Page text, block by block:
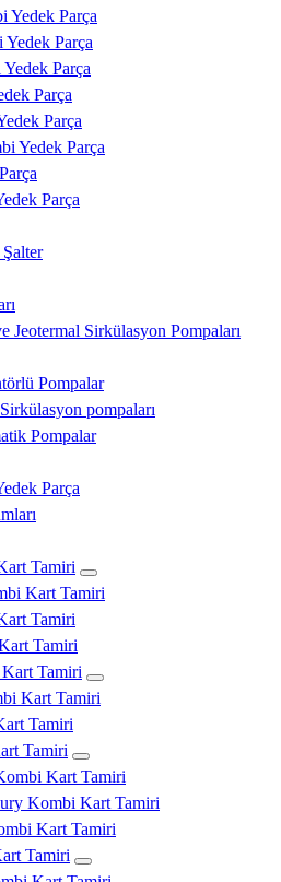
Yedek Parça
Parça
Parça
Parça
Parça
Yedek Parça
Parça
Jeotermal Sirkülasyon Pompaları
Pompalar
pompaları
Pompalar
Parça
Tamiri
Kart Tamiri
Tamiri
Tamiri
Tamiri
Kart Tamiri
Tamiri
Tamiri
Kart Tamiri
Kombi Kart Tamiri
Kart Tamiri
Tamiri